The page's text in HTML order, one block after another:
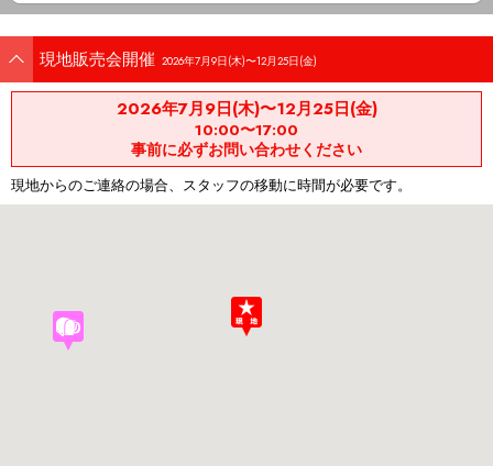
現地販売会開催 2026年7月9日(木)〜12月25日(金)
2026年7月9日(木)〜12月25日(金)
10:00〜17:00
事前に必ずお問い合わせください
現地からのご連絡の場合、スタッフの移動に時間が必要です。